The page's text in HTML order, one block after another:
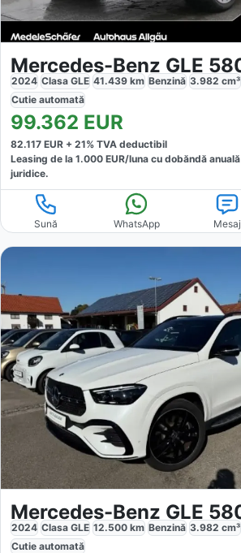
2024 Clasa GLE 41.439 km Benzină 3.982 cm³
Cutie automată
99.362 EUR
82.117 EUR + 21% TVA deductibil
Leasing de la 1.000 EUR/luna cu dobăndă anuală
juridice.
Sună WhatsApp Mesaj
2024 Clasa GLE 12.500 km Benzină 3.982 cm³
Cutie automată